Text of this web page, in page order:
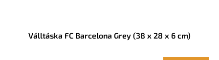
Válltáska FC Barcelona Grey (38 x 28 x 6 cm)